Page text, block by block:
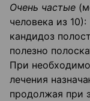
Очень частые
человека из 10):
кандидоз
полезно
При
лечения
продолжая при